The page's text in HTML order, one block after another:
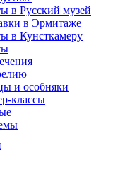
в Русский музей
в Эрмитаже
в Кунсткамеру
и особняки
классы